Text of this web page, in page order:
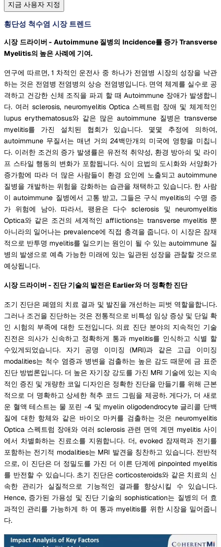
지금 사용자 지정
횡단성 척수염 시장 트렌드
시장 드라이버 - Autoimmune 질병의 Incidence를 증가 Transverse
Myelitis의 높은 사례에 기여.
연구에 따르면, 1 차적인 운전사 중 하나가 전염병 시장의 성장을 낙관
하는 것은 전염병 전염병의 상승 전염병입니다. 면역 체계를 실수로 공
격하고 건강한 신체 조직을 파괴 할 때 Autoimmune 장애가 발생합니
다. 여러 sclerosis, neuromyelitis Optica 스펙트럼 장애 및 체계적인
lupus erythematosus와 같은 많은 autoimmune 질병은 transverse
myelitis를 가진 설치된 협회가 있습니다. 몇몇 추정에 의하여,
autoimmune 무질서는 매년 거의 24백만개의 미국에 영향을 미칩니
다. 이러한 조건의 증가 발생률은 유전적 취약성, 환경 방아쇠 및 라이
프 스타일 행동의 변화가 포함됩니다. 식이 요법의 도시화와 서양화가
증가함에 따라 더 많은 사람들이 환경 요인에 노출되고 autoimmune
질병을 개발하는 위험을 강화하는 습관을 채택하고 있습니다. 한 사람
이 autoimmune 질병에서 고통 받고, 그들은 구식 myelitis의 수명 증
가 위험에 남아. 따라서, 팽윤은 다수 sclerosis 및 neuromyelitis
Optica와 같은 조건의 세계적인 afflictions는 transverse myelitis 뿐
아니라의 일어나는 prevalence에 직접 충격을 줍니다. 이 시장은 잠재
적으로 반투명 myelitis를 일으키는 원인이 될 수 있는 autoimmune 질
병의 발생으로 예측 가능한 미래에 있는 일관된 성장을 관찰할 것으로
예상됩니다.
시장 드라이버 - 진단 기술의 발전은 Earlier와 더 정확한 진단
조기 진단은 폐염의 치료 결과 및 발진을 개선하는 피벗 역할을합니다.
그러나 조건을 진단하는 것은 전통적으로 비특성 임상 증상 및 단일 확
인 시험의 부족에 대한 도전입니다. 의료 진단 분야의 지속적인 기술
진전은 의사가 신속하고 정확하게 통과 myelitis를 인식하고 식별 할
수있게되었습니다. 자기 공명 이미징 (MRI)과 같은 고급 이미징
modalities는 척수 염증과 병변을 검출하는 높은 감도 때문에 금 표준
진단 방법론입니다. 더 높은 자기장 강도를 가진 MRI 기술에 있는 지속
적인 증진 및 개량한 코일 디자인은 정확한 진단을 만들기를 위해 근본
적으로 더 명확하고 상세한 척추 코드 그림을 제공하. 게다가, 더 새로
운 혈액 테스트는 물 포린 -4 및 myelin oligodendrocyte 글리콜 단백
질에 대한 항체와 같은 바이오 마커를 검출하는 것은 neuromyelitis
Optica 스펙트럼 장애와 여러 sclerosis 관련 면역 계면 myelitis 사이
에서 차별화하는 진료소를 지원합니다. 더, evoked 잠재력과 전기를
포함하는 전기적 modalities는 MRI 발견을 칭찬하고 있습니다. 전반적
으로, 이 진단은 더 정밀도를 가진 더 이른 단계에 pinpointed myelitis
를 반전할 수 있습니다. 초기 진단은 corticosteroids와 같은 치료의 신
속한 관리가 실질적으로 기능적인 결과를 향상시킬 수 있습니다.
Hence, 증가된 가용성 및 진단 기술의 sophistication는 질병의 더 효
과적인 관리를 가능하게 하 여 통과 myelitis를 위한 시장을 밀어줍니
다.